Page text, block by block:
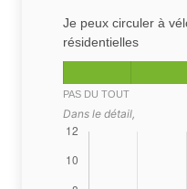
Je peux circuler à
résidentielles
PAS DU TOUT
Dans le détail,